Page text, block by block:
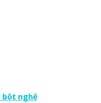
bột nghệ